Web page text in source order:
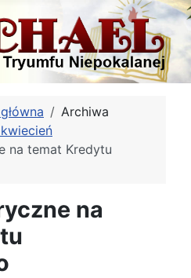
Archiwa
na temat Kredytu
na